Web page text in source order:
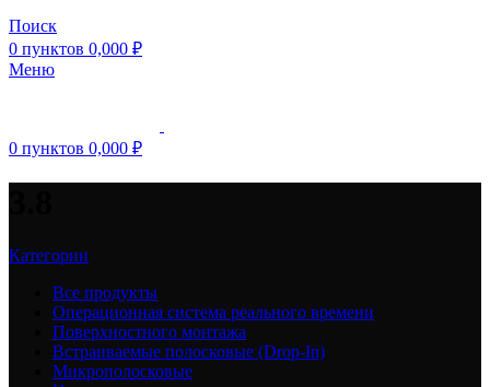
Поиск
0 пунктов 0,000 ₽
Меню
0 пунктов 0,000 ₽
Категории
Все продукты
Операционная система реального времени
Поверхностного монтажа
Встраиваемые полосковые (Drop-In)
Микрополосковые